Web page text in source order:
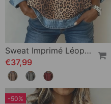
Sweat Imprimé Léopard Denim Patchwork
€37,99
-50%